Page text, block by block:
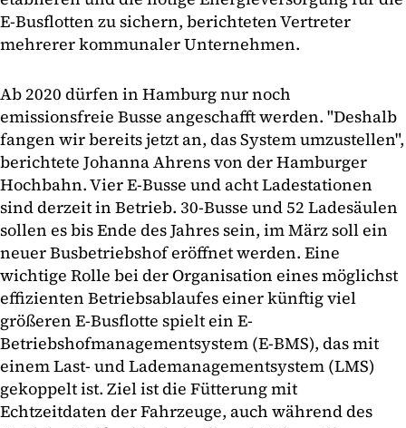
E-Busflotten zu sichern, berichteten Vertreter
mehrerer kommunaler Unternehmen.
Ab 2020 dürfen in Hamburg nur noch
emissionsfreie Busse angeschafft werden. "Deshalb
fangen wir bereits jetzt an, das System umzustellen",
berichtete Johanna Ahrens von der Hamburger
Hochbahn. Vier E-Busse und acht Ladestationen
sind derzeit in Betrieb. 30-Busse und 52 Ladesäulen
sollen es bis Ende des Jahres sein, im März soll ein
neuer Busbetriebshof eröffnet werden. Eine
wichtige Rolle bei der Organisation eines möglichst
effizienten Betriebsablaufes einer künftig viel
größeren E-Busflotte spielt ein E-
Betriebshofmanagementsystem (E-BMS), das mit
einem Last- und Lademanagementsystem (LMS)
gekoppelt ist. Ziel ist die Fütterung mit
Echtzeitdaten der Fahrzeuge, auch während des